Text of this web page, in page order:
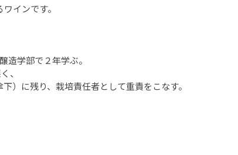
インです。
造学部で２年学ぶ。
、
）に残り、栽培責任者として重責をこなす。